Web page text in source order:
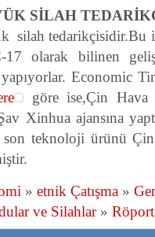
SİLAH
silah tedarikçisidir.Bu
17 olarak bilinen
Economic
göre ise,Çin Hava
Xinhua ajansına
teknoloji ürünü
» etnik Çatışma »
ve Silahlar»